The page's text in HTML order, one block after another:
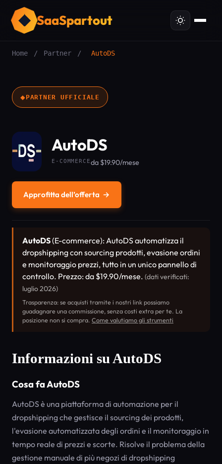
SaaSpartout
Home / Partner / AutoDS
◆PARTNER UFFICIALE
AutoDS
E-COMMERCEda $19.90/mese
Approfitta dell’offerta →
AutoDS(E-commerce): AutoDS automatizza il
dropshipping con sourcing prodotti, evasione ordini
e monitoraggio prezzi, tutto in un unico pannello di
controllo. Prezzo: da $19.90/mese. (dati verificati:
luglio 2026)
Trasparenza: se acquisti tramite i nostri link possiamo
guadagnare una commissione, senza costi extra per te. La
posizione non si compra. Come valutiamo gli strumenti
Informazioni su AutoDS
Cosa fa AutoDS
AutoDS è una piattaforma di automazione per il
dropshipping che gestisce il sourcing dei prodotti,
l'evasione automatizzata degli ordini e il monitoraggio in
tempo reale di prezzi e scorte. Risolve il problema della
gestione manuale di più negozi di dropshipping